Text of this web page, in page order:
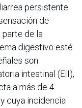
persistente
de
de la
digestivo esté
son
intestinal (EII),
a más de 4
cuya incidencia